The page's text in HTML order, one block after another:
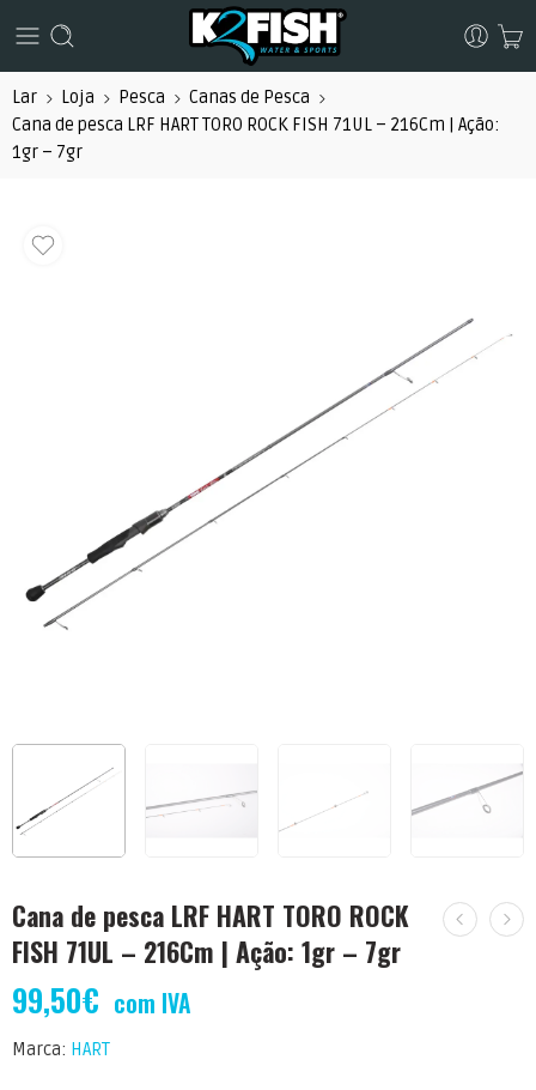
Lar Loja Pesca
Canas de Pesca
Cana de pesca LRF HART TORO ROCK FISH 71UL – 216Cm | Ação:
1gr – 7gr
Cana de pesca LRF HART TORO ROCK
FISH 71UL – 216Cm | Ação: 1gr – 7gr
99,50€ com IVA
Marca: HART